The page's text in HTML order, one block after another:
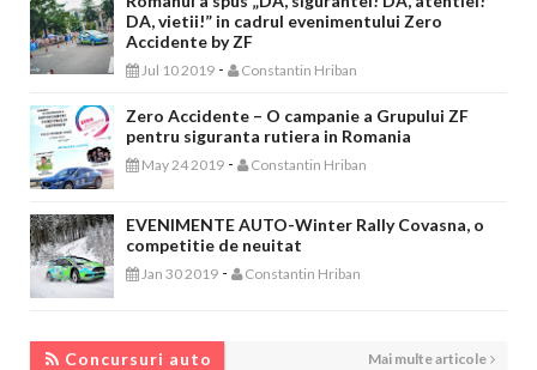
DA, vietii!” in cadrul evenimentului Zero
Accidente by ZF
Jul 10 2019 - Constantin Hriban
Zero Accidente – O campanie a Grupului ZF
pentru siguranta rutiera in Romania
May 24 2019 - Constantin Hriban
EVENIMENTE AUTO-Winter Rally Covasna, o
competitie de neuitat
Jan 30 2019 - Constantin Hriban
Concursuri auto Mai multe articole